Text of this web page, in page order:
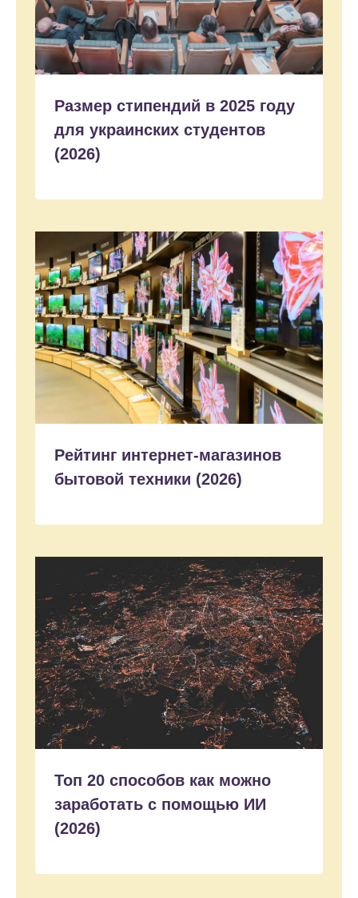
Размер стипендий в 2025 году
для украинских студентов
(2026)
Рейтинг интернет-магазинов
бытовой техники (2026)
Топ 20 способов как можно
заработать с помощью ИИ
(2026)